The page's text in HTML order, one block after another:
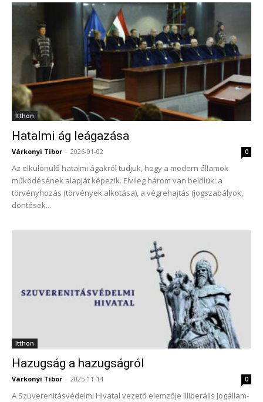
Itthon
Hatalmi ág leágazása
Várkonyi Tibor - 2026-01-02 0
Az elkülönülő hatalmi ágakról tudjuk, hogy a modern államok
működésének alapját képezik. Elvileg három van belőlük: a
törvényhozás (törvények alkotása), a végrehajtás (jogszabályok,
döntések...
Itthon
Hazugság a hazugságról
Várkonyi Tibor - 2025-11-14 0
A Szuverenitásvédelmi Hivatal vezető elemzője Illiberális Jogállam-